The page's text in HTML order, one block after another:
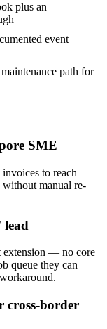
plus an
event
path for
SME
to reach
manual re-
lead
extension — no core
queue they can
cross-border